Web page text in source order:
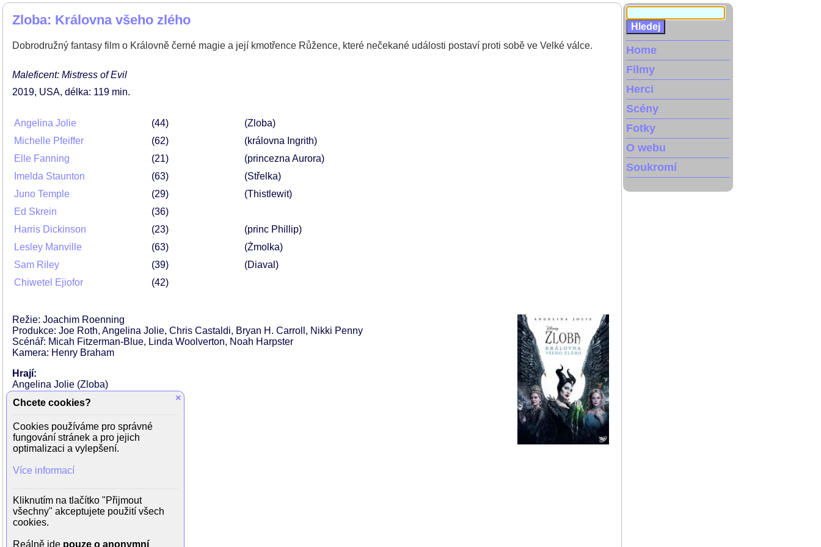
Zloba: Královna všeho zlého
Dobrodružný fantasy film o Královně černé magie a její kmotřence Růžence, které nečekané události postaví proti sobě ve Velké válce.
Maleficent: Mistress of Evil
2019 USA délka: 119 min
Angelina Jolie 44
(Zloba)
Michelle Pfeiffer
62
(královna Ingrith)
Elle Fanning
21
(princezna Aurora)
Imelda Staunton
63
(Střelka)
Juno Temple
29
(Thistlewit)
Ed Skrein
36
Harris Dickinson
23
(princ Phillip)
Lesley Manville
63
(Žmolka)
Sam Riley
39
(Diaval)
Chiwetel Ejiofor
42
Režie: Joachim Roenning
Produkce: Joe Roth, Angelina Jolie, Chris Castaldi, Bryan H. Carroll, Nikki Penny
Scénář: Micah Fitzerman-Blue, Linda Woolverton, Noah Harpster
Kamera: Henry Braham
Hrají:
Angelina Jolie (Zloba)
Ed Skrein
Juno Temple (Thistlewit)
Chiwetel Ejiofor)
Harris Dickinson (princ Phillip)
Lesley Manville (Žmolka)
David Gyasi
Judith Shekoni (Shrike)
Kae Yukawa
Jenn Murray
Robert Lindsay
Home
Filmy
Herci
Scény
Fotky
O webu
Soukromí
×
Chcete cookies?
Cookies používáme pro správné
fungování stránek a pro jejich
optimalizaci a vylepšení.
Více informací
Kliknutím na tlačítko "Přijmout
všechny" akceptujete použití všech
cookies.
Reálně jde pouze o anonymní